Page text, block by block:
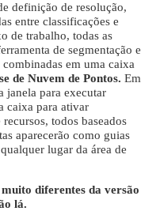
definição de resolução,
entre classificações e
de trabalho, todas as
de segmentação e
em uma caixa
de Nuvem de Pontos. Em
janela para executar
caixa para ativar
todos baseados
aparecerão como guias
lugar da área de
diferentes da versão
lá.